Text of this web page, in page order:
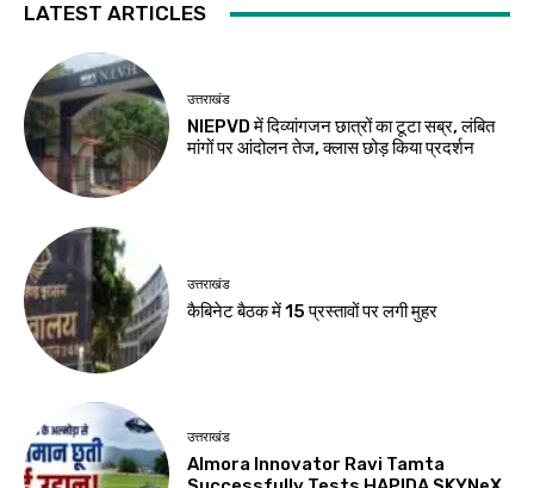
LATEST ARTICLES
उत्तराखंड
NIEPVD में दिव्यांगजन छात्रों का टूटा सब्र, लंबित
मांगों पर आंदोलन तेज, क्लास छोड़ किया प्रदर्शन
उत्तराखंड
कैबिनेट बैठक में 15 प्रस्तावों पर लगी मुहर
उत्तराखंड
Almora Innovator Ravi Tamta